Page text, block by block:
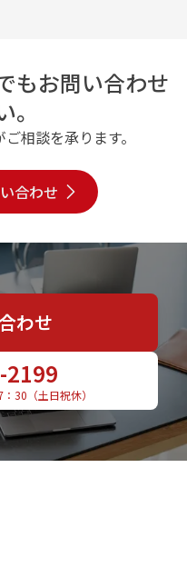
もお問い合わせ
。
相談を承ります。
合わせ
わせ
2199
30（土日祝休）